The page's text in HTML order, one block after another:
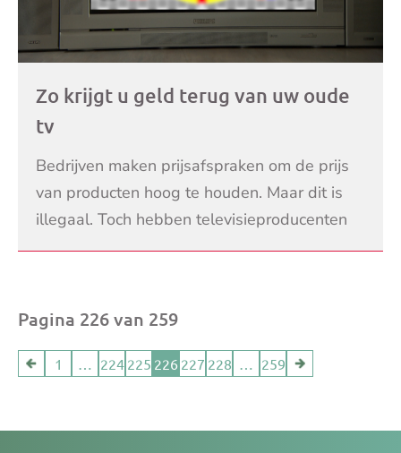
Zo krijgt u geld terug van uw oude
tv
Bedrijven maken prijsafspraken om de prijs
van producten hoog te houden. Maar dit is
illegaal. Toch hebben televisieproducenten
dit in het verleden gedaan. Consumenten
LEES VERDER
Pagina 226 van 259
1 … 224 225 226 227 228 … 259